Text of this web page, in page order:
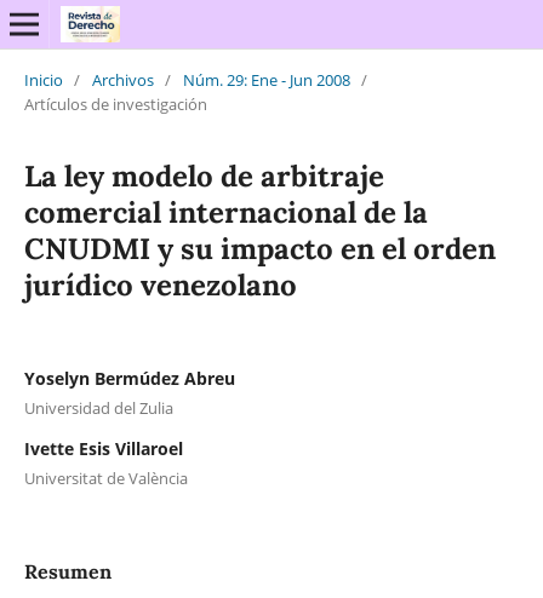
Inicio / Archivos / Núm. 29: Ene - Jun 2008 /
Artículos de investigación
La ley modelo de arbitraje
comercial internacional de la
CNUDMI y su impacto en el orden
jurídico venezolano
Yoselyn Bermúdez Abreu
Universidad del Zulia
Ivette Esis Villaroel
Universitat de València
Resumen